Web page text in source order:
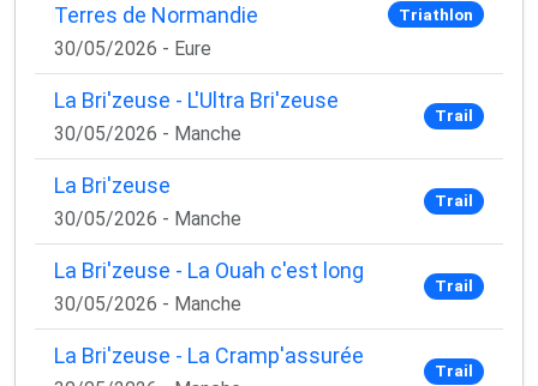
Terres de Normandie
30/05/2026 - Eure
Triathlon
La Bri'zeuse - L'Ultra Bri'zeuse
30/05/2026 - Manche
Trail
La Bri'zeuse
30/05/2026 - Manche
Trail
La Bri'zeuse - La Ouah c'est long
30/05/2026 - Manche
Trail
La Bri'zeuse - La Cramp'assurée
Trail